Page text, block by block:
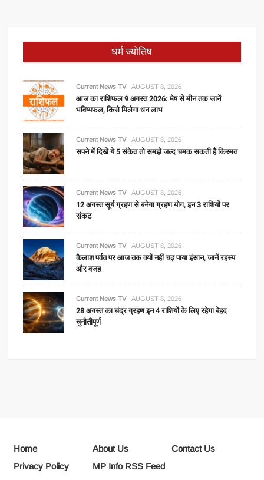
धर्म ज्योतिष
Current News TV AUGUST 8, 2026
आज का राशिफल 9 अगस्त 2026: मेष से मीन तक जानें
भविष्यफल, किसे मिलेगा धन लाभ
Current News TV AUGUST 8, 2026
सपने में दिखें ये 5 संकेत तो समझें जल्द चमक सकती है किस्मत
Current News TV AUGUST 8, 2026
12 अगस्त सूर्य ग्रहण से बनेगा ग्रहण योग, इन 3 राशियों पर
संकट
Current News TV AUGUST 8, 2026
कैलाश पर्वत पर आज तक क्यों नहीं चढ़ पाया इंसान, जानें रहस्य
और वजह
Current News TV AUGUST 8, 2026
28 अगस्त का चंद्र ग्रहण इन 4 राशियों के लिए रहेगा बेहद
चुनौतीपूर्ण
Home About Us
Contact Us
Privacy Policy
MP Info RSS Feed